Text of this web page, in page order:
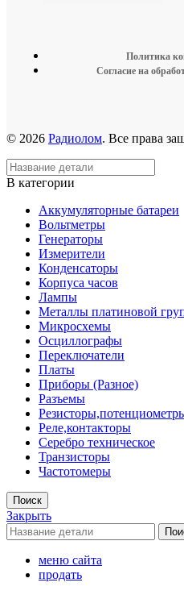
Политика
Согласие на
© 2026 Радиолом. Все права
В категории
Аккумуляторные батареи
Вольтметры
Генераторы
Измерители
Конденсаторы
Корпуса часов
Лампы
Металлы платиновой
Микросхемы
Осциллографы
Переключатели
Платы
Приборы (Разное)
Разъемы
Реле,контакторы
Серебро техническое
Транзисторы
Частотомеры
Поиск
Закрыть
меню сайта
продать